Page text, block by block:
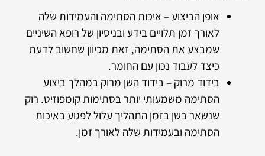
אופן הביצוע – איכות הסתימה והעמידות שלה
לאורך זמן תלויים בידע ובניסיון של רופא השיניים
שמבצע את הסתימה, זאת מכיוון שחשוב לדעת
כיצד לעבוד נכון עם החומר.
בידוד מרוק – בידוד השן מרוק במהלך ביצוע
הסתימה משמעותי יותר בסתימות קומפוזיט. רוק
שנשאר בשן בזמן התהליך עלול לפגוע באיכות
הסתימה ובעמידות שלה לאורך זמן.